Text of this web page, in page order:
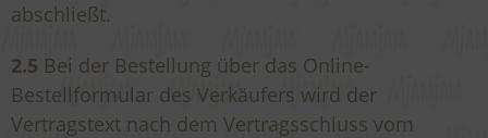
abschließt.
2.5 Bei der Bestellung über das Online-
Bestellformular des Verkäufers wird der
Vertragstext nach dem Vertragsschluss vom